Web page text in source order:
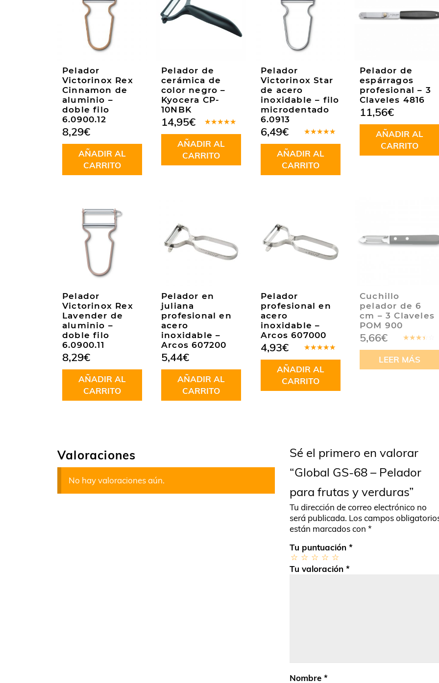
Pelador
Victorinox Rex
Cinnamon de
aluminio –
doble filo
6.0900.12
8,29€
AÑADIR AL
CARRITO
Pelador de
cerámica de
color negro –
Kyocera CP-
10NBK
en5.00de
5
14,95€
AÑADIR AL
CARRITO
Pelador
Victorinox Star
de acero
inoxidable – filo
microdentado
6.0913
en5.00de
5
6,49€
AÑADIR AL
CARRITO
Pelador de
espárragos
profesional – 3
Claveles 4816
11,56€
AÑADIR AL
CARRITO
Pelador
Victorinox Rex
Lavender de
aluminio –
doble filo
6.0900.11
8,29€
AÑADIR AL
CARRITO
Pelador en
juliana
profesional en
acero
inoxidable –
Arcos 607200
5,44€
AÑADIR AL
CARRITO
Pelador
profesional en
acero
inoxidable –
Arcos 607000
en5.00de
5
4,93€
AÑADIR AL
CARRITO
Cuchillo
pelador de 6
cm – 3 Claveles
POM 900
en
3.00
de 5
5,66€
LEER MÁS
Valoraciones
No hay valoraciones aún.
Sé el primero en valorar
“Global GS-68 – Pelador
para frutas y verduras”
Tu dirección de correo electrónico no
será publicada. Los campos
están marcados con *
Tu puntuación *
Tu valoración *
Nombre *